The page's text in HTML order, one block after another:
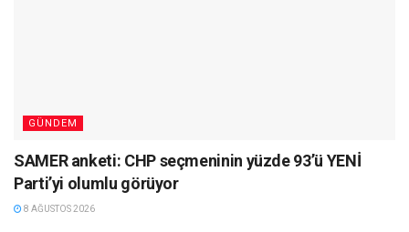
GÜNDEM
SAMER anketi: CHP seçmeninin yüzde 93’ü YENİ
Parti’yi olumlu görüyor
8 AĞUSTOS 2026